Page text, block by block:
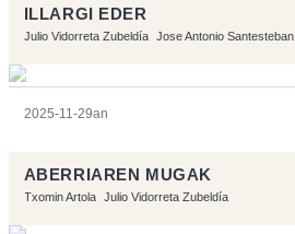
ILLARGI EDER
Julio Vidorreta Zubeldía Jose Antonio Santesteban
2025-11-29an
ABERRIAREN MUGAK
Txomin Artola Julio Vidorreta Zubeldía